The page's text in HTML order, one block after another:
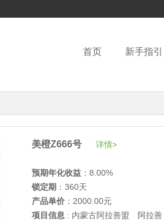
首页 新手指引
美橙Z666号 详情>
预期年化收益 ：8.00%
锁定期 ：360天
产品单价 ：2000.00元
项目信息 : 内蒙古阿拉善盟 阿拉善